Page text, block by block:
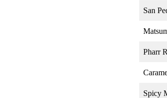
San
Pharr
Spicy